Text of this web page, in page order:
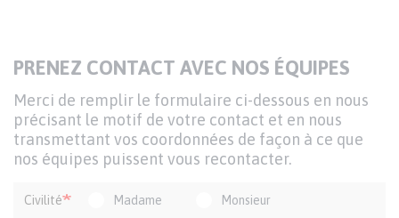
TITRE
FORMULAIRE
PRENEZ CONTACT AVEC NOS ÉQUIPES
Texte
d'introduction
Merci de remplir le formulaire ci-dessous en nous
précisant le motif de votre contact et en nous
transmettant vos coordonnées de façon à ce que
nos équipes puissent vous recontacter.
Formulaire
Civilité Madame Monsieur